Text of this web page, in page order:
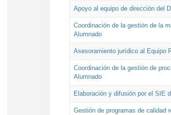
Apoyo al equipo de dirección del
Coordinación de la gestión de la
Alumnado
Asesoramiento jurídico al Equipo
Coordinación de la gestión de
Alumnado
Elaboración y difusión por el SIE
Gestión de programas de calidad